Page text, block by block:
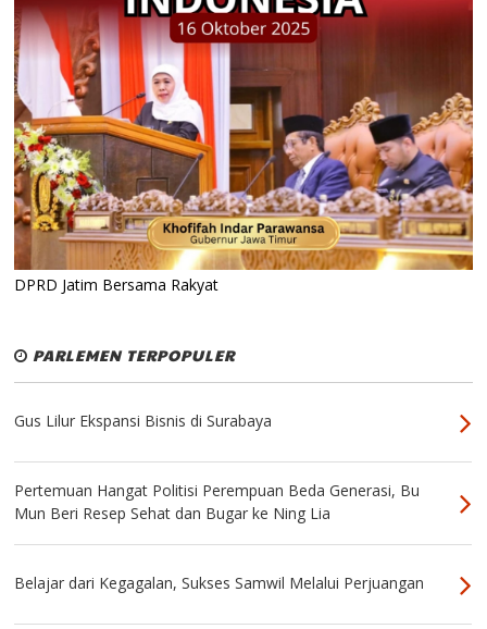
DPRD Jatim Bersama Rakyat
PARLEMEN TERPOPULER
Gus Lilur Ekspansi Bisnis di Surabaya
Pertemuan Hangat Politisi Perempuan Beda Generasi, Bu
Mun Beri Resep Sehat dan Bugar ke Ning Lia
Belajar dari Kegagalan, Sukses Samwil Melalui Perjuangan